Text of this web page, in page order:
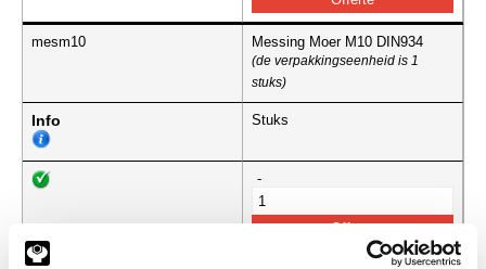
mesm10 Messing Moer M10 DIN934
(de verpakkingseenheid is 1
stuks)
Info Stuks
-